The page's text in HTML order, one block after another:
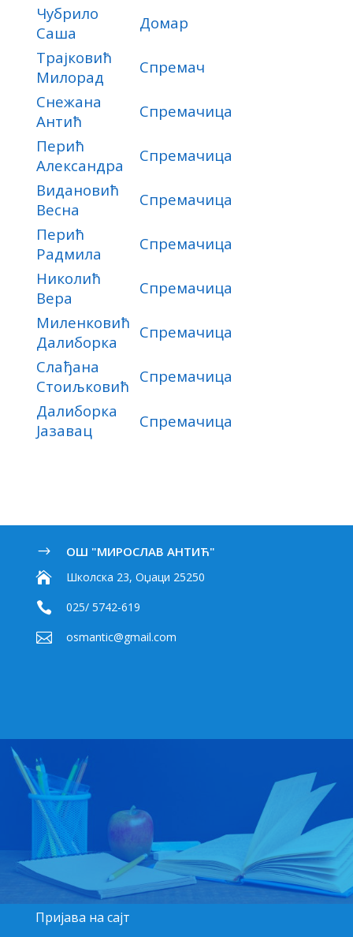
Чубрило
Саша
Домар
Трајковић
Милорад
Спремач
Снежана
Антић
Спремачица
Перић
Александра
Спремачица
Видановић
Весна
Спремачица
Перић
Радмила
Спремачица
Николић
Вера
Спремачица
Миленковић
Далиборка
Спремачица
Слађана
Стоиљковић
Спремачица
Далиборка
Јазавац
Спремачица
$
ОШ "МИРОСЛАВ АНТИЋ"

Школска 23, Оџаци 25250
 025/ 5742-619
 osmantic@gmail.com
Пријава на сајт